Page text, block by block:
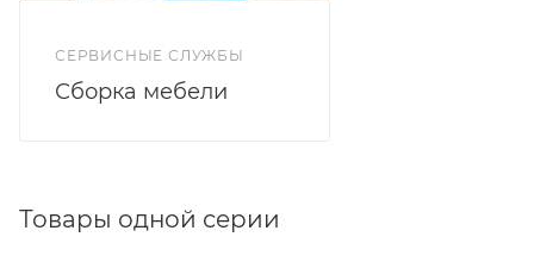
СЕРВИСНЫЕ СЛУЖБЫ
Сборка мебели
Товары одной серии